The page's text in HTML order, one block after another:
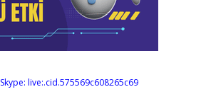
Skype: live:.cid.575569c608265c69